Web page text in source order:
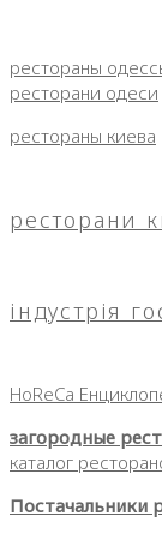
рестораны
ресторани одеси
рестораны киева
ресторани
індустрія
HoReCa
загородные
каталог
Постачальники